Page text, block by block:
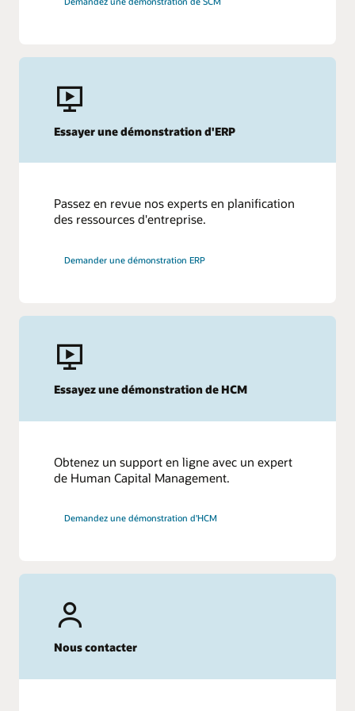
Essayer une démonstration d'ERP
Passez en revue nos experts en planification
des ressources d'entreprise.
Demander une démonstration ERP
Essayez une démonstration de HCM
Obtenez un support en ligne avec un expert
de Human Capital Management.
Demandez une démonstration d'HCM
Nous contacter